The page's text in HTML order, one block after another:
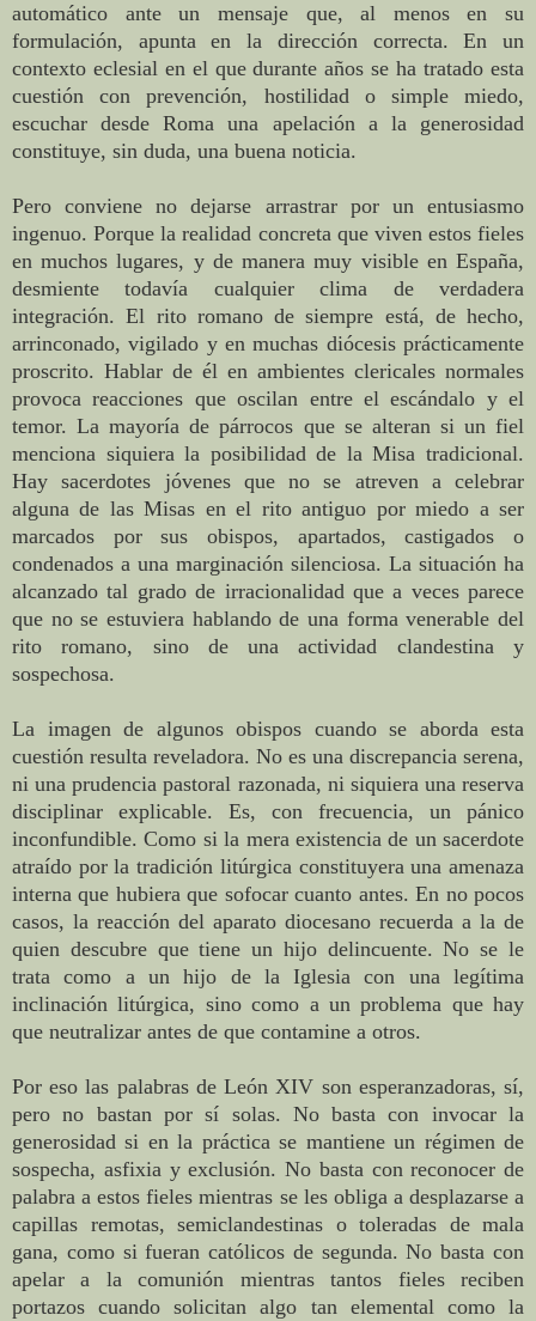
automático ante un mensaje que, al menos en su
formulación, apunta en la dirección correcta. En un
contexto eclesial en el que durante años se ha tratado esta
cuestión con prevención, hostilidad o simple miedo,
escuchar desde Roma una apelación a la generosidad
constituye, sin duda, una buena noticia.
Pero conviene no dejarse arrastrar por un entusiasmo
ingenuo. Porque la realidad concreta que viven estos fieles
en muchos lugares, y de manera muy visible en España,
desmiente todavía cualquier clima de verdadera
integración. El rito romano de siempre está, de hecho,
arrinconado, vigilado y en muchas diócesis prácticamente
proscrito. Hablar de él en ambientes clericales normales
provoca reacciones que oscilan entre el escándalo y el
temor. La mayoría de párrocos que se alteran si un fiel
menciona siquiera la posibilidad de la Misa tradicional.
Hay sacerdotes jóvenes que no se atreven a celebrar
alguna de las Misas en el rito antiguo por miedo a ser
marcados por sus obispos, apartados, castigados o
condenados a una marginación silenciosa. La situación ha
alcanzado tal grado de irracionalidad que a veces parece
que no se estuviera hablando de una forma venerable del
rito romano, sino de una actividad clandestina y
sospechosa.
La imagen de algunos obispos cuando se aborda esta
cuestión resulta reveladora. No es una discrepancia serena,
ni una prudencia pastoral razonada, ni siquiera una reserva
disciplinar explicable. Es, con frecuencia, un pánico
inconfundible. Como si la mera existencia de un sacerdote
atraído por la tradición litúrgica constituyera una amenaza
interna que hubiera que sofocar cuanto antes. En no pocos
casos, la reacción del aparato diocesano recuerda a la de
quien descubre que tiene un hijo delincuente. No se le
trata como a un hijo de la Iglesia con una legítima
inclinación litúrgica, sino como a un problema que hay
que neutralizar antes de que contamine a otros.
Por eso las palabras de León XIV son esperanzadoras, sí,
pero no bastan por sí solas. No basta con invocar la
generosidad si en la práctica se mantiene un régimen de
sospecha, asfixia y exclusión. No basta con reconocer de
palabra a estos fieles mientras se les obliga a desplazarse a
capillas remotas, semiclandestinas o toleradas de mala
gana, como si fueran católicos de segunda. No basta con
apelar a la comunión mientras tantos fieles reciben
portazos cuando solicitan algo tan elemental como la